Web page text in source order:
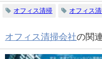
オフィス清掃 オフィス清
オフィス清掃会社の関